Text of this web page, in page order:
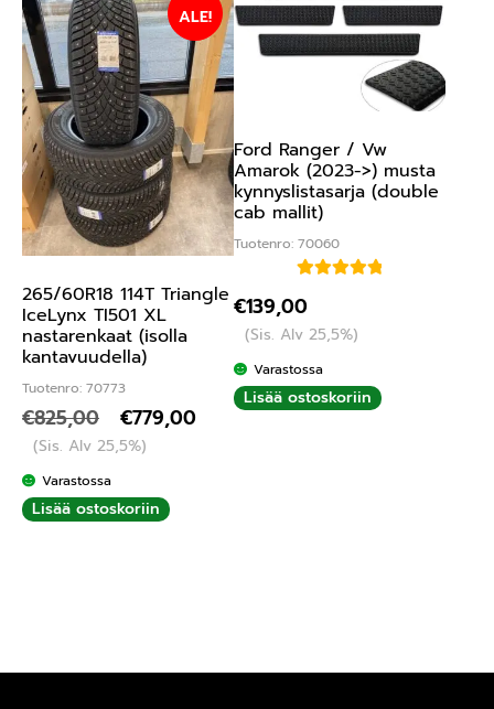
265/60R18 114T Triangle
IceLynx TI501 XL
nastarenkaat (isolla
kantavuudella)
Tuotenro: 70773
ALE!
€825,00 €779,00
(Sis. Alv 25,5%)
Varastossa
Lisää ostoskoriin
Ford Ranger / Vw
Amarok (2023->) musta
kynnyslistasarja (double
cab mallit)
Tuotenro: 70060
5.00/ 5
€139,00
(Sis. Alv 25,5%)
Varastossa
Lisää ostoskoriin